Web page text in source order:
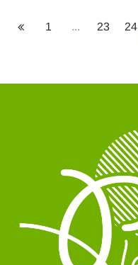
Page précédente
1 ... 23 24